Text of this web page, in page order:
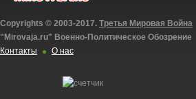
Copyrights © 2003-2017. Третья Мировая Война
"Mirovaja.ru" Военно-Политическое Обозрение
Контакты
О нас